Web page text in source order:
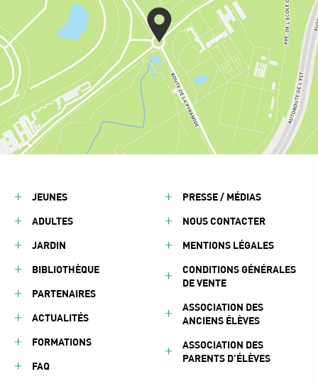
JEUNES
ADULTES
JARDIN
BIBLIOTHÈQUE
PARTENAIRES
ACTUALITÉS
FORMATIONS
FAQ
PRESSE / MÉDIAS
NOUS CONTACTER
MENTIONS LÉGALES
CONDITIONS GÉNÉRALES
DE VENTE
ASSOCIATION DES
ANCIENS ÉLÈVES
ASSOCIATION DES
PARENTS D’ÉLÈVES